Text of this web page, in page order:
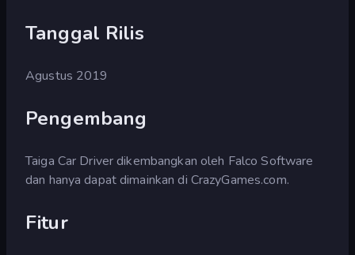
Tanggal Rilis
Agustus 2019
Pengembang
Taiga Car Driver dikembangkan oleh Falco Software
dan hanya dapat dimainkan di CrazyGames.com.
Fitur